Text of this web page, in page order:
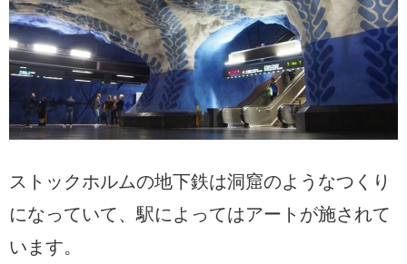
ストックホルムの地下鉄は洞窟のようなつくり
になっていて、駅によってはアートが施されて
います。